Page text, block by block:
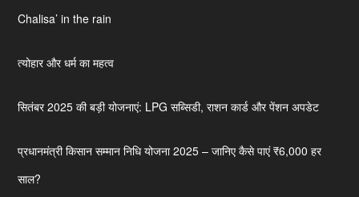
Chalisa’ in the rain
त्योहार और धर्म का महत्व
सितंबर 2025 की बड़ी योजनाएं: LPG सब्सिडी, राशन कार्ड और पेंशन अपडेट
प्रधानमंत्री किसान सम्मान निधि योजना 2025 – जानिए कैसे पाएं ₹6,000 हर
साल?